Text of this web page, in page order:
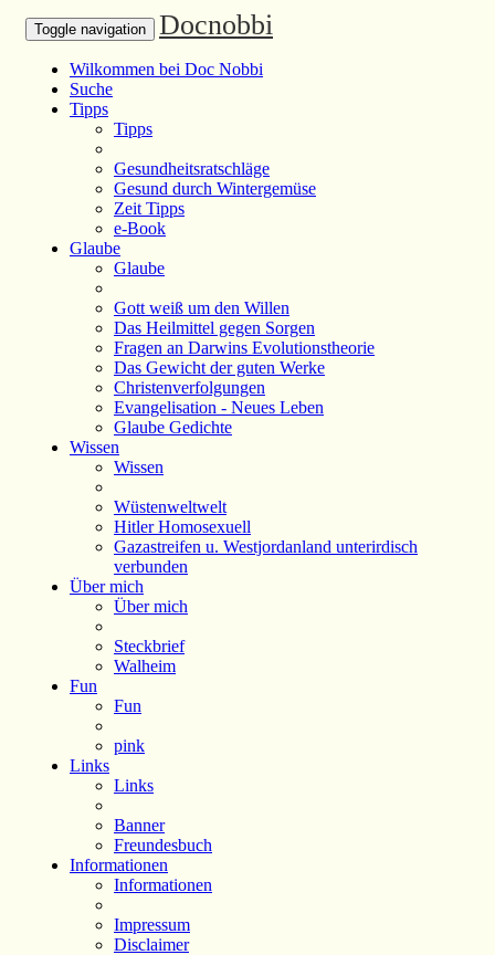
Toggle navigation Docnobbi
Wilkommen bei Doc Nobbi
Suche
Tipps
Tipps
Gesundheitsratschläge
Gesund durch Wintergemüse
Zeit Tipps
e-Book
Glaube
Glaube
Gott weiß um den Willen
Das Heilmittel gegen Sorgen
Fragen an Darwins Evolutionstheorie
Das Gewicht der guten Werke
Christenverfolgungen
Evangelisation - Neues Leben
Glaube Gedichte
Wissen
Wissen
Wüstenweltwelt
Hitler Homosexuell
Gazastreifen u. Westjordanland unterirdisch
verbunden
Über mich
Über mich
Steckbrief
Walheim
Fun
Fun
pink
Links
Links
Banner
Freundesbuch
Informationen
Informationen
Impressum
Disclaimer